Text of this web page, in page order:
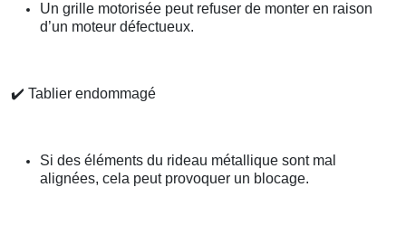
Un grille motorisée peut refuser de monter en raison
d’un moteur défectueux.
✔️ Tablier endommagé
Si des éléments du rideau métallique sont mal
alignées, cela peut provoquer un blocage.